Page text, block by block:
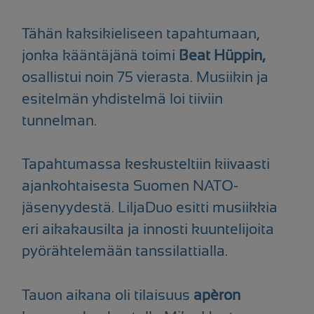
Tähän kaksikieliseen tapahtumaan,
jonka kääntäjänä toimi Beat Hüppin,
osallistui noin 75 vierasta. Musiikin ja
esitelmän yhdistelmä loi tiiviin
tunnelman.
Tapahtumassa keskusteltiin kiivaasti
ajankohtaisesta Suomen NATO-
jäsenyydestä. LiljaDuo esitti musiikkia
eri aikakausilta ja innosti kuuntelijoita
pyörähtelemään tanssilattialla.
Tauon aikana oli tilaisuus apèron